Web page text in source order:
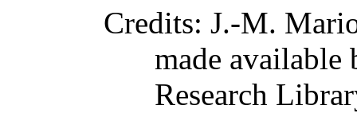
Credits: J.-M.
made available
Research